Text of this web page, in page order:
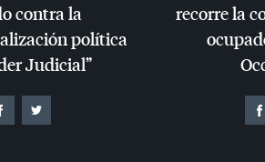
contra la
política
Judicial”
recorre la